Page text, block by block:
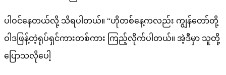
ပါဝင်နေတယ်လို့ သိရပါတယ်။ “ဟိုတစ်နေ့ကလည်း ကျွန်တော်တို့
ဝါဒဖြန့်တဲ့ရုပ်ရှင်ကားတစ်ကား ကြည့်လိုက်ပါတယ်။ အဲ့ဒီမှာ သူတို့
ပြောသလိုပေါ့